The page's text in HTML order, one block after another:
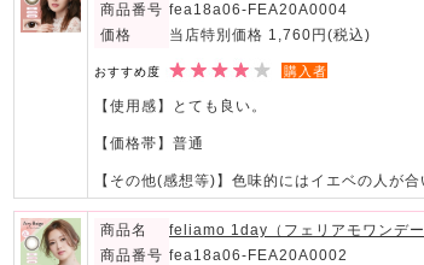
商品番号 fea18a06-FEA20A0004
価格
当店特別価格 1,760円 (税込)
おすすめ度 購入者
【使用感】とても良い。
【価格帯】普通
【その他(感想等)】色味的にはイエベの人が
商品名
feliamo 1day（フェリアモワンデ
商品番号 fea18a06-FEA20A0002